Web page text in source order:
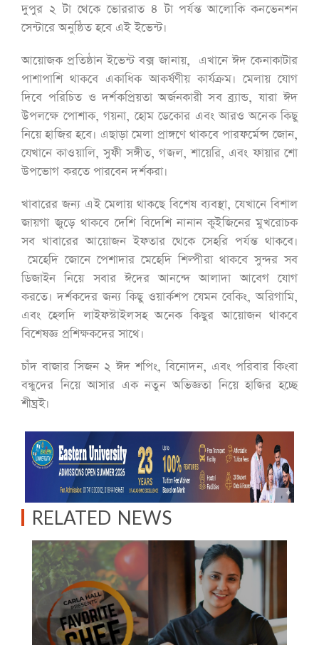
দুপুর ২ টা থেকে ভোররাত ৪ টা পর্যন্ত আলোকি কনভেনশন
সেন্টারে অনুষ্ঠিত হবে এই ইভেন্ট।
আয়োজক প্রতিষ্ঠান ইভেন্ট বক্স জানায়, এখানে ঈদ কেনাকাটার
পাশাপাশি থাকবে একাধিক আকর্ষণীয় কার্যক্রম। মেলায় যোগ
দিবে পরিচিত ও দর্শকপ্রিয়তা অর্জনকারী সব ব্র্যান্ড, যারা ঈদ
উপলক্ষে পোশাক, গয়না, হোম ডেকোর এবং আরও অনেক কিছু
নিয়ে হাজির হবে। এছাড়া মেলা প্রাঙ্গণে থাকবে পারফর্মেন্স জোন,
যেখানে কাওয়ালি, সুফী সঙ্গীত, গজল, শায়েরি, এবং ফায়ার শো
উপভোগ করতে পারবেন দর্শকরা।
খাবারের জন্য এই মেলায় থাকছে বিশেষ ব্যবস্থা, যেখানে বিশাল
জায়গা জুড়ে থাকবে দেশি বিদেশি নানান কুইজিনের মুখরোচক
সব খাবারের আয়োজন ইফতার থেকে সেহরি পর্যন্ত থাকবে।
মেহেদি জোনে পেশাদার মেহেদি শিল্পীরা থাকবে সুন্দর সব
ডিজাইন নিয়ে সবার ঈদের আনন্দে আলাদা আবেগ যোগ
করতে। দর্শকদের জন্য কিছু ওয়ার্কশপ যেমন বেকিং, অরিগামি,
এবং হেলদি লাইফস্টাইলসহ অনেক কিছুর আয়োজন থাকবে
বিশেষজ্ঞ প্রশিক্ষকদের সাথে।
চাঁদ বাজার সিজন ২ ঈদ শপিং, বিনোদন, এবং পরিবার কিংবা
বন্ধুদের নিয়ে আসার এক নতুন অভিজ্ঞতা নিয়ে হাজির হচ্ছে
শীঘ্রই।
RELATED NEWS